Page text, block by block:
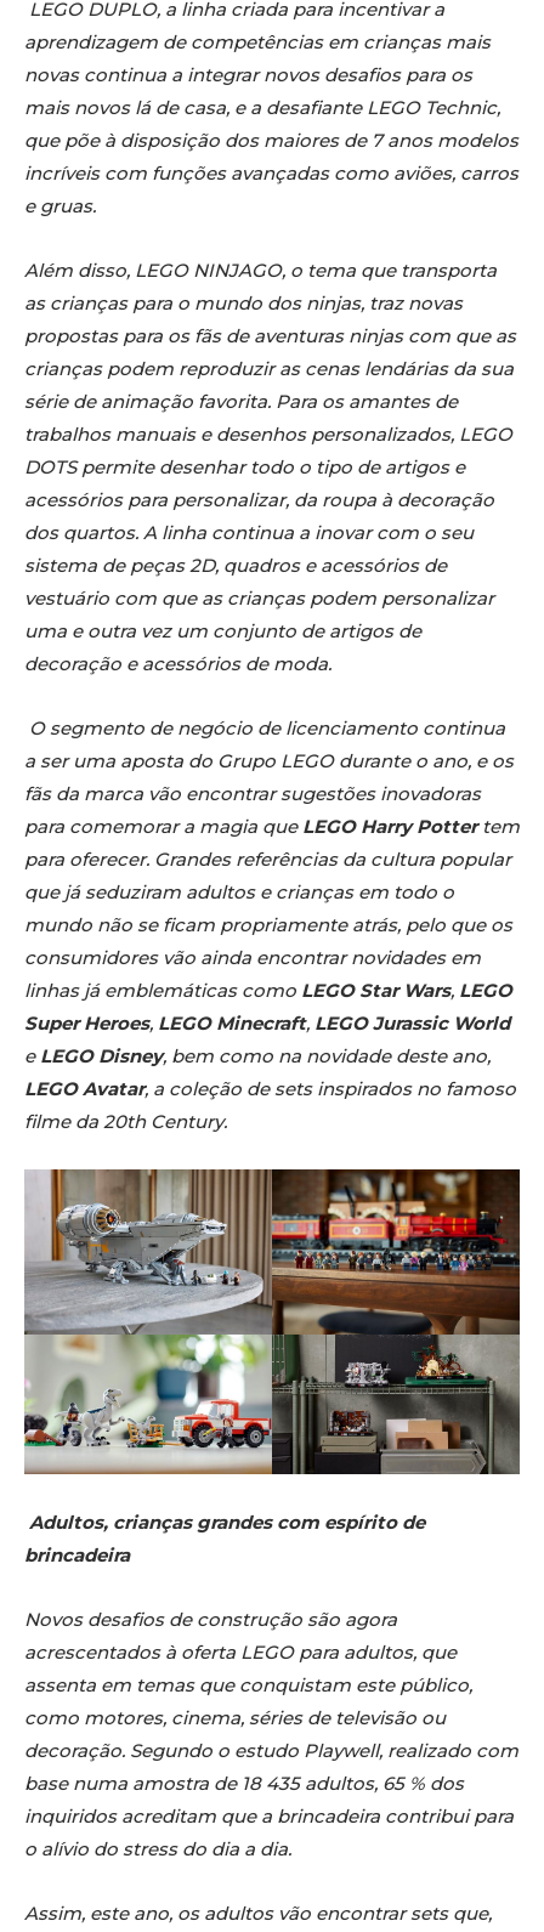
LEGO DUPLO, a linha criada para incentivar a
aprendizagem de competências em crianças mais
novas continua a integrar novos desafios para os
mais novos lá de casa, e a desafiante LEGO Technic,
que põe à disposição dos maiores de 7 anos modelos
incríveis com funções avançadas como aviões, carros
e gruas.
Além disso, LEGO NINJAGO, o tema que transporta
as crianças para o mundo dos ninjas, traz novas
propostas para os fãs de aventuras ninjas com que as
crianças podem reproduzir as cenas lendárias da sua
série de animação favorita. Para os amantes de
trabalhos manuais e desenhos personalizados, LEGO
DOTS permite desenhar todo o tipo de artigos e
acessórios para personalizar, da roupa à decoração
dos quartos. A linha continua a inovar com o seu
sistema de peças 2D, quadros e acessórios de
vestuário com que as crianças podem personalizar
uma e outra vez um conjunto de artigos de
decoração e acessórios de moda.
O segmento de negócio de licenciamento continua
a ser uma aposta do Grupo LEGO durante o ano, e os
fãs da marca vão encontrar sugestões inovadoras
para comemorar a magia que LEGO Harry Pottertem
para oferecer. Grandes referências da cultura popular
que já seduziram adultos e crianças em todo o
mundo não se ficam propriamente atrás, pelo que os
consumidores vão ainda encontrar novidades em
linhas já emblemáticas como LEGO Star Wars, LEGO
Super Heroes, LEGO Minecraft, LEGO Jurassic World
e LEGO Disney, bem como na novidade deste ano,
LEGO Avatar, a coleção de sets inspirados no famoso
filme da 20th Century.
Adultos, crianças grandes com espírito de
brincadeira
Novos desafios de construção são agora
acrescentados à oferta LEGO para adultos, que
assenta em temas que conquistam este público,
como motores, cinema, séries de televisão ou
decoração. Segundo o estudo Playwell, realizado com
base numa amostra de 18 435 adultos, 65 % dos
inquiridos acreditam que a brincadeira contribui para
o alívio do stress do dia a dia.
Assim, este ano, os adultos vão encontrar sets que,